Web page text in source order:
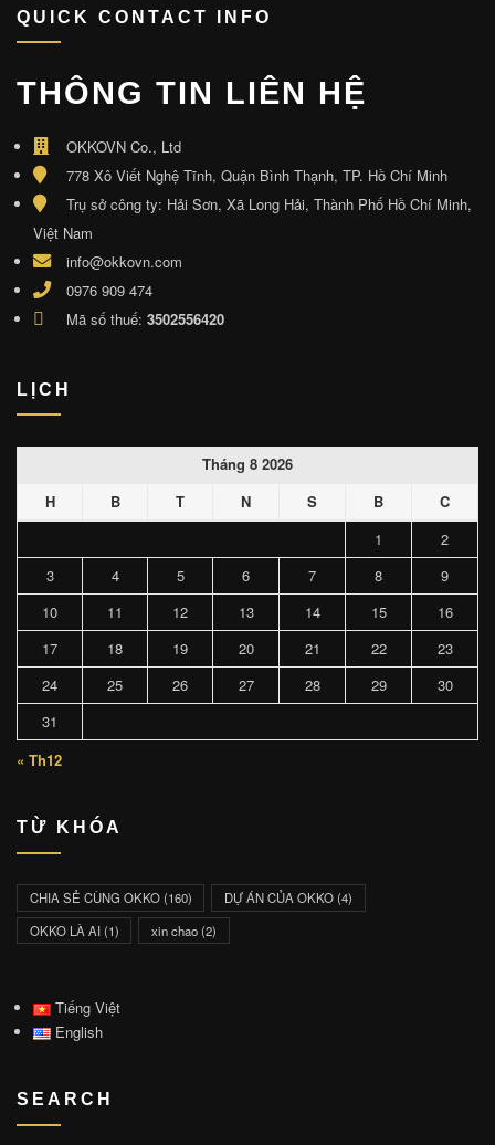
QUICK CONTACT INFO
THÔNG TIN LIÊN HỆ
OKKOVN Co., Ltd
778 Xô Viết Nghệ Tĩnh, Quận Bình Thạnh, TP. Hồ Chí Minh
Trụ sở công ty: Hải Sơn, Xã Long Hải, Thành Phố Hồ Chí Minh,
Việt Nam
info@okkovn.com
0976 909 474
Mã số thuế: 3502556420
LỊCH
Tháng 8 2026
H
B T N S B
C
1
2
3
4 5 6 7 8
9
10
11 12 13 14 15
16
17
18 19 20 21 22
23
24
25 26 27 28 29
30
31
« Th12
TỪ KHÓA
CHIA SẺ CÙNG OKKO(160) DỰ ÁN CỦA OKKO(4)
OKKO LÀ AI(1) xin chao(2)
Tiếng Việt
English
SEARCH